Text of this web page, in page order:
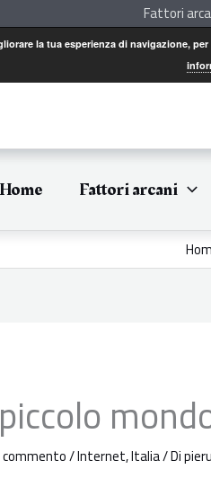
Fattori
Home Fattori arcani
commento/Internet,Italia/ Dipieru
la tua esperienza di navigazione,